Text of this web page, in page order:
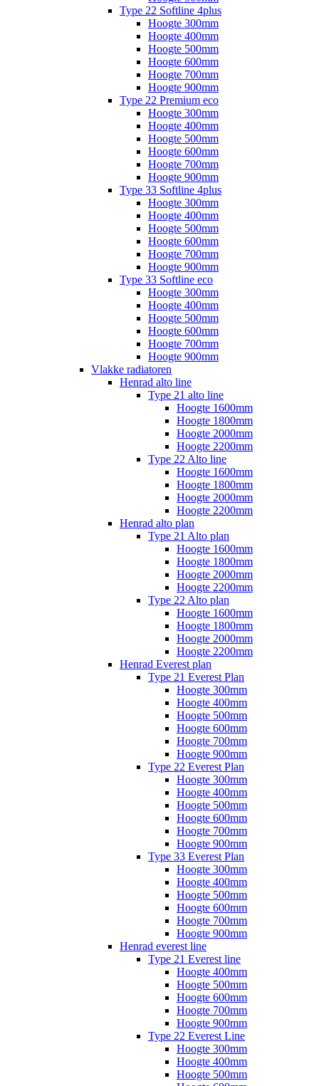
Type 22 Softline 4plus
Hoogte 300mm
Hoogte 400mm
Hoogte 500mm
Hoogte 600mm
Hoogte 700mm
Hoogte 900mm
Type 22 Premium eco
Hoogte 300mm
Hoogte 400mm
Hoogte 500mm
Hoogte 600mm
Hoogte 700mm
Hoogte 900mm
Type 33 Softline 4plus
Hoogte 300mm
Hoogte 400mm
Hoogte 500mm
Hoogte 600mm
Hoogte 700mm
Hoogte 900mm
Type 33 Softline eco
Hoogte 300mm
Hoogte 400mm
Hoogte 500mm
Hoogte 600mm
Hoogte 700mm
Hoogte 900mm
Vlakke radiatoren
Henrad alto line
Type 21 alto line
Hoogte 1600mm
Hoogte 1800mm
Hoogte 2000mm
Hoogte 2200mm
Type 22 Alto line
Hoogte 1600mm
Hoogte 1800mm
Hoogte 2000mm
Hoogte 2200mm
Henrad alto plan
Type 21 Alto plan
Hoogte 1600mm
Hoogte 1800mm
Hoogte 2000mm
Hoogte 2200mm
Type 22 Alto plan
Hoogte 1600mm
Hoogte 1800mm
Hoogte 2000mm
Hoogte 2200mm
Henrad Everest plan
Type 21 Everest Plan
Hoogte 300mm
Hoogte 400mm
Hoogte 500mm
Hoogte 600mm
Hoogte 700mm
Hoogte 900mm
Type 22 Everest Plan
Hoogte 300mm
Hoogte 400mm
Hoogte 500mm
Hoogte 600mm
Hoogte 700mm
Hoogte 900mm
Type 33 Everest Plan
Hoogte 300mm
Hoogte 400mm
Hoogte 500mm
Hoogte 600mm
Hoogte 700mm
Hoogte 900mm
Henrad everest line
Type 21 Everest line
Hoogte 400mm
Hoogte 500mm
Hoogte 600mm
Hoogte 700mm
Hoogte 900mm
Type 22 Everest Line
Hoogte 300mm
Hoogte 400mm
Hoogte 500mm